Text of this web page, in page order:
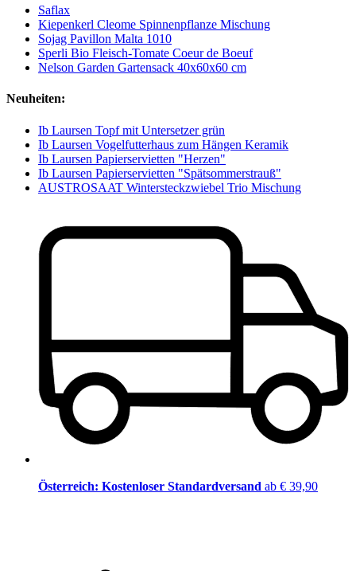
Saflax
Kiepenkerl Cleome Spinnenpflanze Mischung
Sojag Pavillon Malta 1010
Sperli Bio Fleisch-Tomate Coeur de Boeuf
Nelson Garden Gartensack 40x60x60 cm
Neuheiten:
Ib Laursen Topf mit Untersetzer grün
Ib Laursen Vogelfutterhaus zum Hängen Keramik
Ib Laursen Papierservietten "Herzen"
Ib Laursen Papierservietten "Spätsommerstrauß"
AUSTROSAAT Wintersteckzwiebel Trio Mischung
Österreich: Kostenloser Standardversand ab € 39,90